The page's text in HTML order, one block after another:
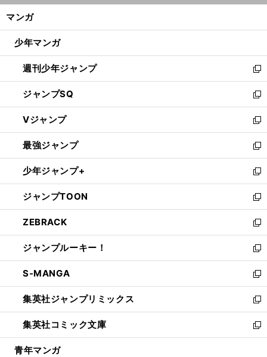
ン
ウ
開
く
マンガ
少年マンガ
週刊少年ジャンプ
新
し
い
ウ
ィ
ン
ド
ウ
で
開
く
ジャンプSQ
新
し
い
ウ
ィ
ン
ド
ウ
で
開
く
Vジャンプ
新
し
い
ウ
ィ
ン
ド
ウ
で
開
く
最強ジャンプ
新
し
い
ウ
ィ
ン
ド
ウ
で
開
く
少年ジャンプ+
新
し
い
ウ
ィ
ン
ド
ウ
で
開
く
ジャンプTOON
新
し
い
ウ
ィ
ン
ド
ウ
で
開
く
ZEBRACK
新
し
い
ウ
ィ
ン
ド
ウ
で
開
ジャンプルーキー！
新
し
い
ウ
ィ
ン
ド
ウ
S-MANGA
新
し
い
ウ
ィ
ン
集英社ジャンプリミックス
新
し
い
ウ
集英社コミック文庫
新
し
青年マンガ